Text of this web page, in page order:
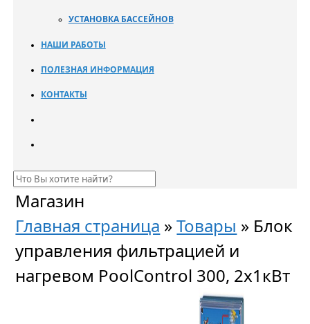
УСТАНОВКА БАССЕЙНОВ
НАШИ РАБОТЫ
ПОЛЕЗНАЯ ИНФОРМАЦИЯ
КОНТАКТЫ
Магазин
Главная страница »Товары » Блок
управления фильтрацией и
нагревом PoolСontrol 300, 2х1кВт